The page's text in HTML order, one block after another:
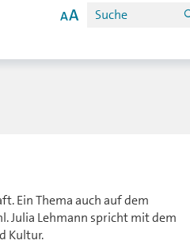
Ein Thema auch auf dem
Julia Lehmann spricht mit dem
Kultur.